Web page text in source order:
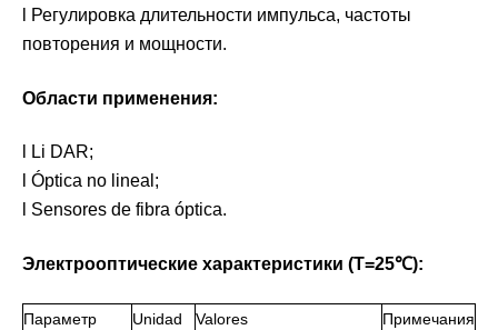
l Регулировка длительности импульса, частоты
повторения и мощности.
Области применения:
l Li DAR;
l Óptica no lineal;
l Sensores de fibra óptica.
Электрооптические характеристики (T=25℃):
Параметр Unidad Valores
Примечания